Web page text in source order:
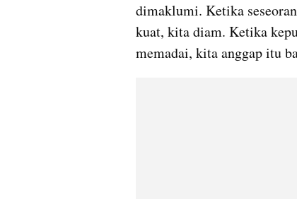
dimaklumi. Ketika
kuat, kita diam. Ketika